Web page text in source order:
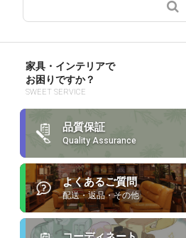
家具・インテリアで
お困りですか？
SWEET SERVICE
品質保証
Quality Assurance
よくあるご質問
配送・返品・その他